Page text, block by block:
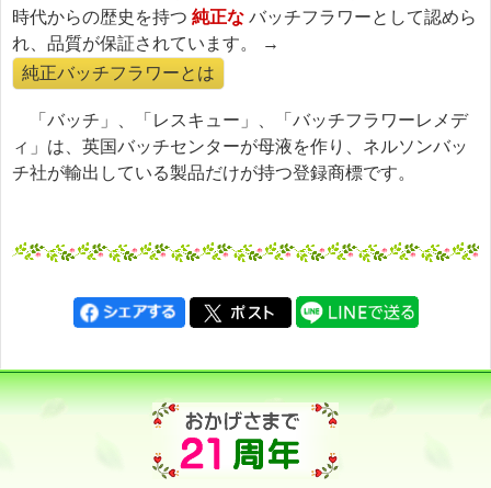
時代からの歴史を持つ 純正な バッチフラワーとして認めら
れ、品質が保証されています。 →
純正バッチフラワーとは
「バッチ」、「レスキュー」、「バッチフラワーレメデ
ィ」は、英国バッチセンターが母液を作り、ネルソンバッ
チ社が輸出している製品だけが持つ登録商標です。